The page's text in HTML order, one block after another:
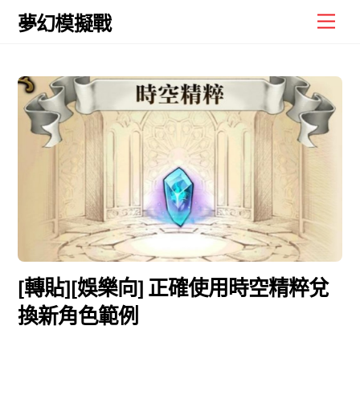
Skip
夢幻模擬戰
[轉貼][娛樂向] 正確使用時空精粹兌
換新角色範例